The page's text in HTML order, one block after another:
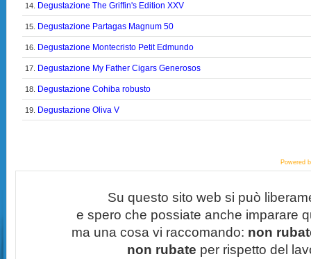
14. Degustazione The Griffin's Edition XXV
15. Degustazione Partagas Magnum 50
16. Degustazione Montecristo Petit Edmundo
17. Degustazione My Father Cigars Generosos
18. Degustazione Cohiba robusto
19. Degustazione Oliva V
Powered
Su questo sito web si può
e spero che possiate anche imparare
ma una cosa vi raccomando: non
non rubate per rispetto del